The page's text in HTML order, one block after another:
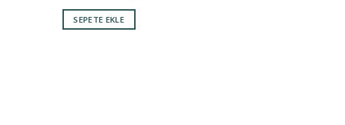
SEPETE EKLE